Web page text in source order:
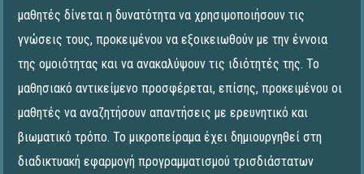
μαθητές δίνεται η δυνατότητα να χρησιμοποιήσουν τις
γνώσεις τους, προκειμένου να εξοικειωθούν με την έννοια
της ομοιότητας και να ανακαλύψουν τις ιδιότητές της. Το
μαθησιακό αντικείμενο προσφέρεται, επίσης, προκειμένου οι
μαθητές να αναζητήσουν απαντήσεις με ερευνητικό και
βιωματικό τρόπο. Το μικροπείραμα έχει δημιουργηθεί στη
διαδικτυακή εφαρμογή προγραμματισμού τρισδιάστατων